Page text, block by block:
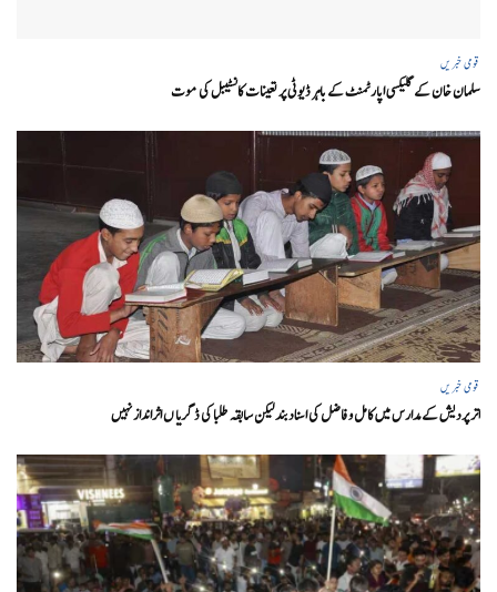
قومی خبریں
سلمان خان کے گلیکسی اپارٹمنٹ کے باہر ڈیوٹی پر تعینات کانسٹیبل کی موت
قومی خبریں
اتر پردیش کےمدارس میں کامل و فاضل کی اسناد بند لیکن سابقہ طلبا کی ڈگریا ں اثرانداز نہیں